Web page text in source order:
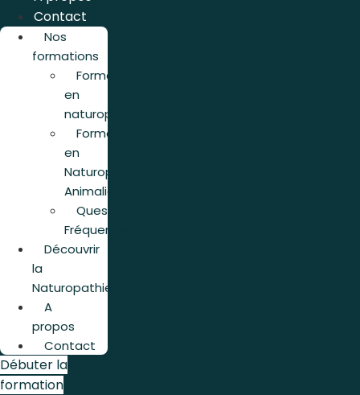
Contact
Nos
formations
Formation
en
naturopathie
Formation
en
Naturopathie
Animalière
Questions
Fréquentes
Découvrir
la
Naturopathie
A
propos
Contact
Débuter la
formation